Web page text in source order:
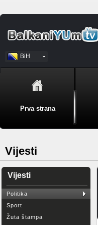
BiH
Srpski
Prva strana
Vijesti
Vijesti
Politika
Sport
Žuta štampa